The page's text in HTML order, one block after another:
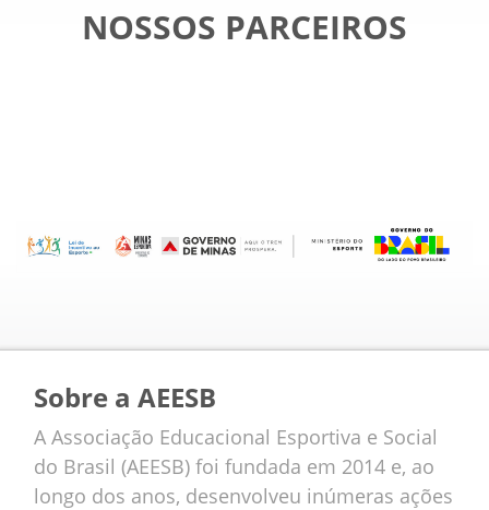
NOSSOS PARCEIROS
Sobre a AEESB
A Associação Educacional Esportiva e Social
do Brasil (AEESB) foi fundada em 2014 e, ao
longo dos anos, desenvolveu inúmeras ações